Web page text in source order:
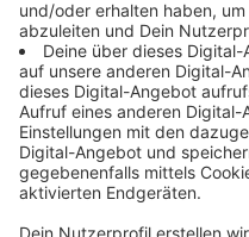
Sowohl an der Kreuzung
mit der Karlstraße. Ab
dort dann schneller
dort im Moment ein
Busse und Bahnen gibt
Kreuzungen in
weitere Ampeln
Meldung der Stadt zum